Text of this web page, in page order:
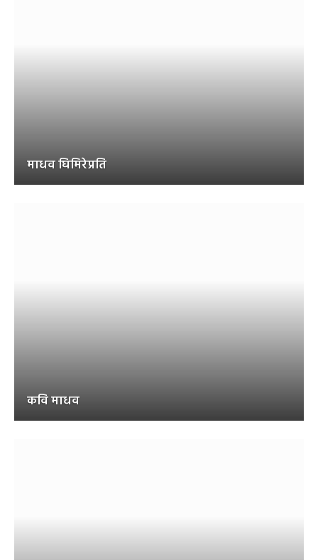
माधव घिमिरेप्रति
कवि माधव